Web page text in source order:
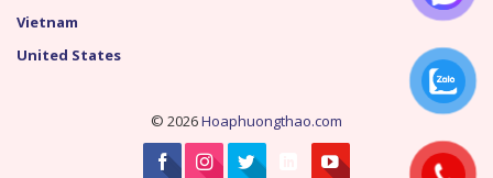
Vietnam
United States
© 2026Hoaphuongthao.com